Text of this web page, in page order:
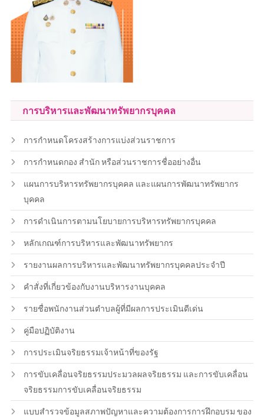
การบริหารและพัฒนาทรัพยากรบุคคล
การกำหนดโครงสร้างการแบ่งส่วนราชการ
การกำหนดกอง สำนัก หรือส่วนราชการชื่ออย่างอื่น
แผนการบริหารทรัพยากรบุคคล และแผนการพัฒนาทรัพยากร
บุคคล
การดำเนินการตามนโยบายการบริหารทรัพยากรบุคคล
หลักเกณฑ์การบริหารและพัฒนาทรัพยากร
รายงานผลการบริหารและพัฒนาทรัพยากรบุคคลประจำปี
คำสั่งที่เกี่ยวข้องกับงานบริหารงานบุคคล
รายชื่อพนักงานส่วนตำบลผู้ที่มีผลการประเมินดีเด่น
คู่มือปฏิบัติงาน
การประเมินจริยธรรมเจ้าหน้าที่ของรัฐ
การขับเคลื่อนจริยธรรมประมวลผลจริยธรรม และการขับเคลื่อน
จริยธรรมการขับเคลื่อนจริยธรรม
แบบสำรวจข้อมูลสภาพปัญหาและความต้องการการฝึกอบรม ของ